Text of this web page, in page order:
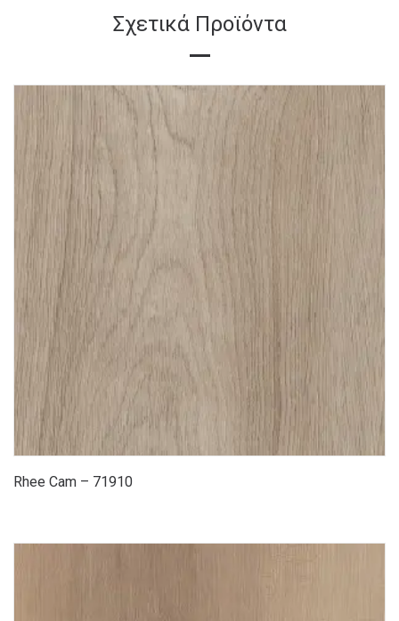
Σχετικά Προϊόντα
Rhee Cam – 71910